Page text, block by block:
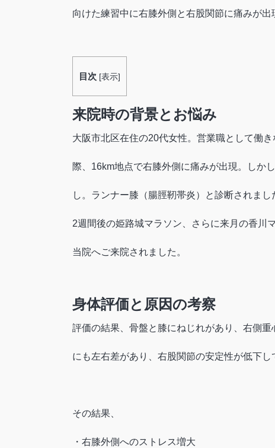
向けた練習中に右膝外側と右股関節に痛みが出
目次 [表示]
来院時の背景とお悩み
大阪市北区在住の20代女性。営業職として働
際、16km地点で右膝外側に痛みが出現。しか
し。ランナー膝（腸脛靭帯炎）と診断されま
2週間後の姫路城マラソン、さらに来月の香川
当院へご来院されました。
身体評価と原因の考察
評価の結果、骨盤と膝にねじれがあり、右側
にも左右差があり、右股関節の安定性が低下し
その結果、
・右膝外側へのストレス増大